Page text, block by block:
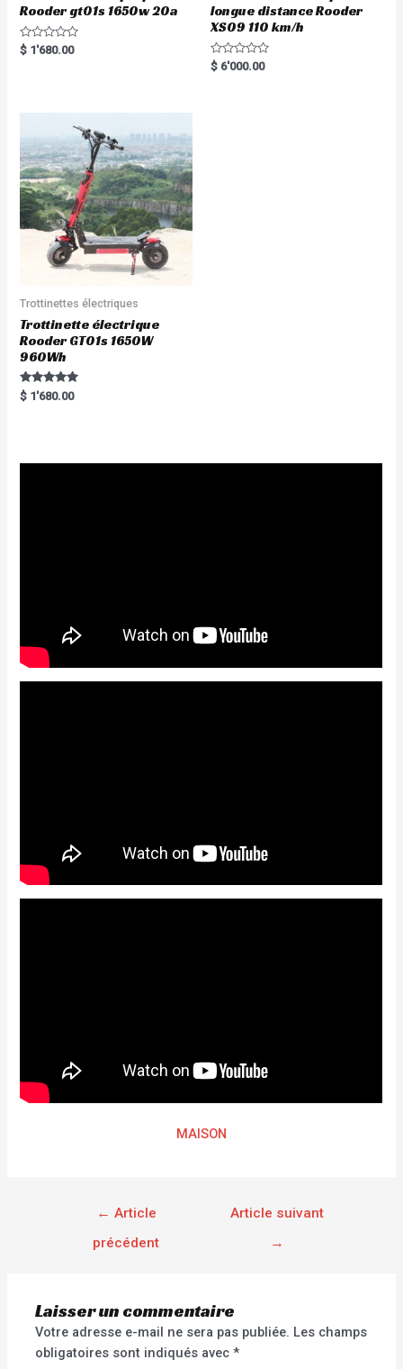
Rooder gt01s 1650w 20a
R
a
f
5
$ 1'680.00
longue distance Rooder
XS09 110 km/h
R
a
$ 6'000.00
Trottinettes électriques
Trottinette électrique
Rooder GT01s 1650W
960Wh
Rated
5.00
$ 1'680.00
MAISON
← Article
précédent
Article suivant
→
Laisser un commentaire
Votre adresse e-mail ne sera pas publiée. Les champs
obligatoires sont indiqués avec*